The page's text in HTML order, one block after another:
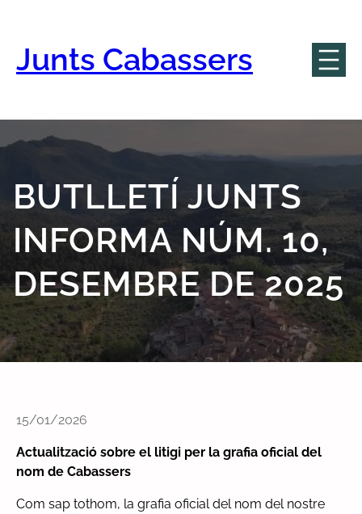
contingut
Junts Cabassers
BUTLLETÍ JUNTS
INFORMA NÚM. 10,
DESEMBRE DE 2025
15/01/2026
Actualització sobre el litigi per la grafia oficial del
nom de Cabassers
Com sap tothom, la grafia oficial del nom del nostre